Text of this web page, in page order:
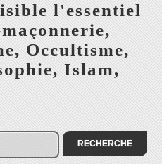
l'essentiel
Occultisme,
Islam,